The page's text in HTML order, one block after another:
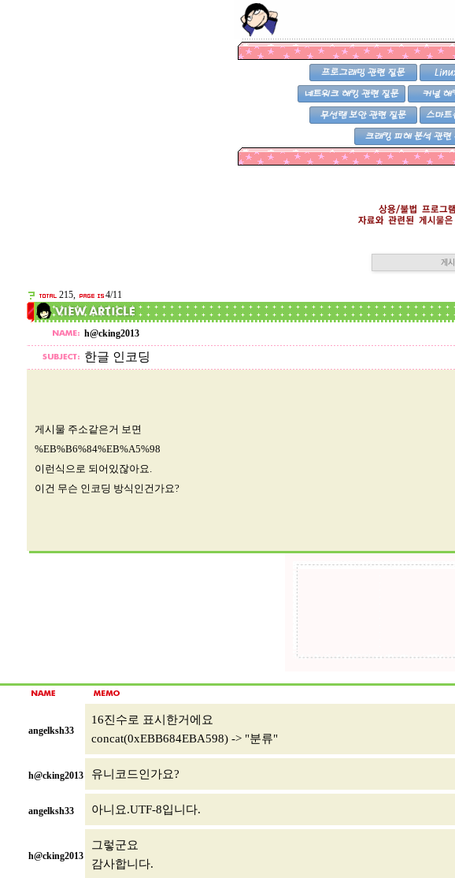
215, 4/11
h@cking2013
한글 인코딩
게시물 주소같은거 보면
%EB%B6%84%EB%A5%98
이런식으로 되어있잖아요.
이건 무슨 인코딩 방식인건가요?
angelksh33
16진수로 표시한거에요
concat(0xEBB684EBA598) -> "분류"
h@cking2013 유니코드인가요?
angelksh33 아니요.UTF-8입니다.
h@cking2013
그렇군요
감사합니다.